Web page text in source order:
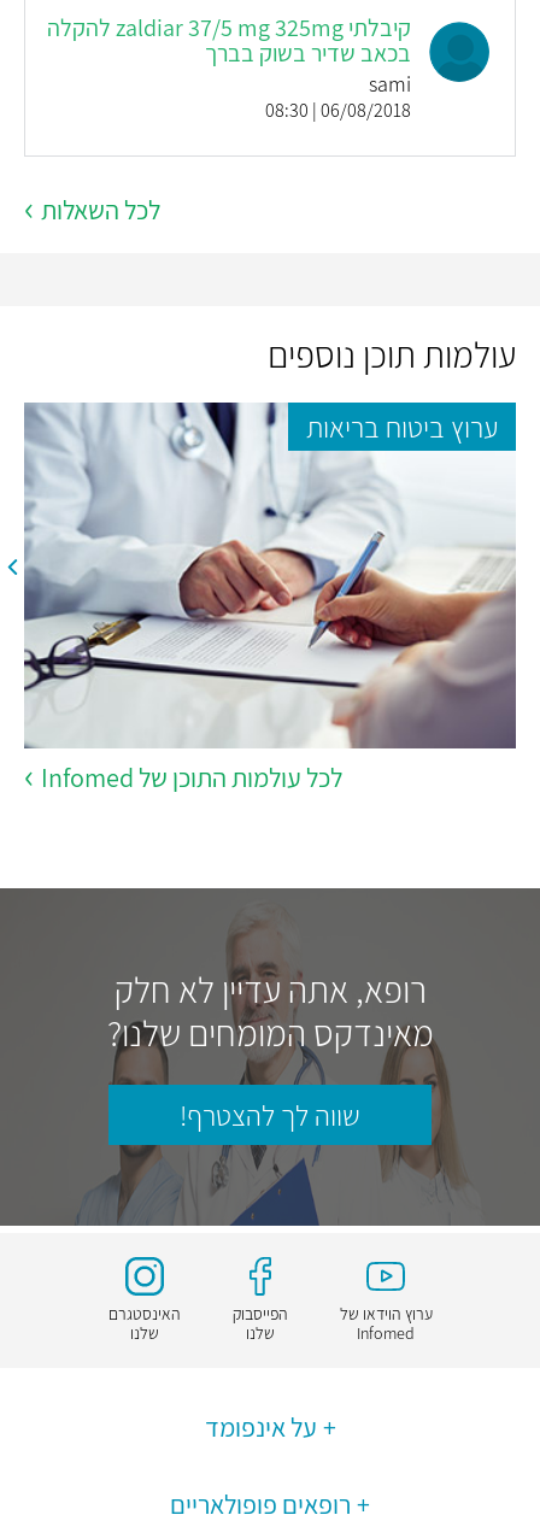
קיבלתי zaldiar 37/5 mg 325mg להקלה
בכאב שדיר בשוק בברך
sami
06/08/2018 | 08:30
לכל השאלות
עולמות תוכן נוספים
ערוץ ביטוח בריאות
לכל עולמות התוכן של Infomed
רופא, אתה עדיין לא חלק
מאינדקס המומחים שלנו?
שווה לך להצטרף!
ערוץ הוידאו של
Infomed
הפייסבוק
שלנו
האינסטגרם
שלנו
על אינפומד
רופאים פופולאריים